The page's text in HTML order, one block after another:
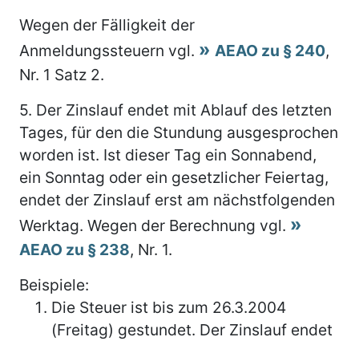
Wegen der Fälligkeit der
Anmeldungssteuern vgl.
AEAO zu § 240,
Nr. 1 Satz 2.
5. Der Zinslauf endet mit Ablauf des letzten
Tages, für den die Stundung ausgesprochen
worden ist. Ist dieser Tag ein Sonnabend,
ein Sonntag oder ein gesetzlicher Feiertag,
endet der Zinslauf erst am nächstfolgenden
Werktag. Wegen der Berechnung vgl.
AEAO zu § 238, Nr. 1.
Beispiele:
Die Steuer ist bis zum 26.3.2004
(Freitag) gestundet. Der Zinslauf endet